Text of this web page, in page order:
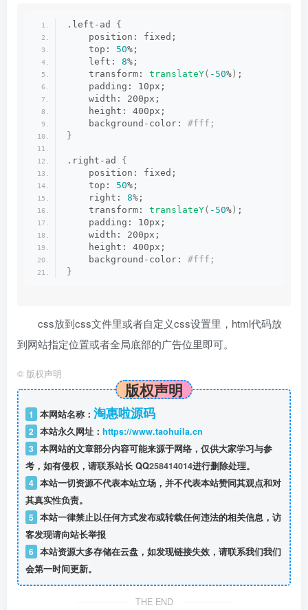
.left-ad {
    position: fixed;
    top:
50%;
    left:
8%;
    transform:
translateY( -50%) ;
    padding: 10px;
    width: 200px;
    height: 400px;
    background-color:
#fff;
}
.right-ad {
    position: fixed;
    top:
50%;
    right:
8%;
    transform:
translateY( -50%) ;
    padding: 10px;
    width: 200px;
    height: 400px;
    background-color:
#fff;
}
css放到css文件里或者自定义css设置里，html代码放
到网站指定位置或者全局底部的广告位里即可。
© 版权声明
版权声明
1 本网站名称： 淘惠啦源码
2 本站永久网址： https://www.taohuila.cn
3 本网站的文章部分内容可能来源于网络，仅供大家学习与参
考，如有侵权，请联系站长 QQ258414014进行删除处理。
4 本站一切资源不代表本站立场，并不代表本站赞同其观点和对
其真实性负责。
5 本站一律禁止以任何方式发布或转载任何违法的相关信息，访
客发现请向站长举报
6 本站资源大多存储在云盘，如发现链接失效，请联系我们我们
会第一时间更新。
THE END